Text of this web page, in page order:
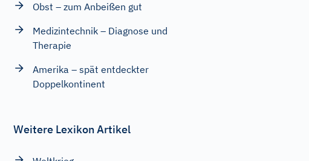
Obst – zum Anbeißen gut
Medizintechnik – Diagnose und
Therapie
Amerika – spät entdeckter
Doppelkontinent
Weitere Lexikon Artikel